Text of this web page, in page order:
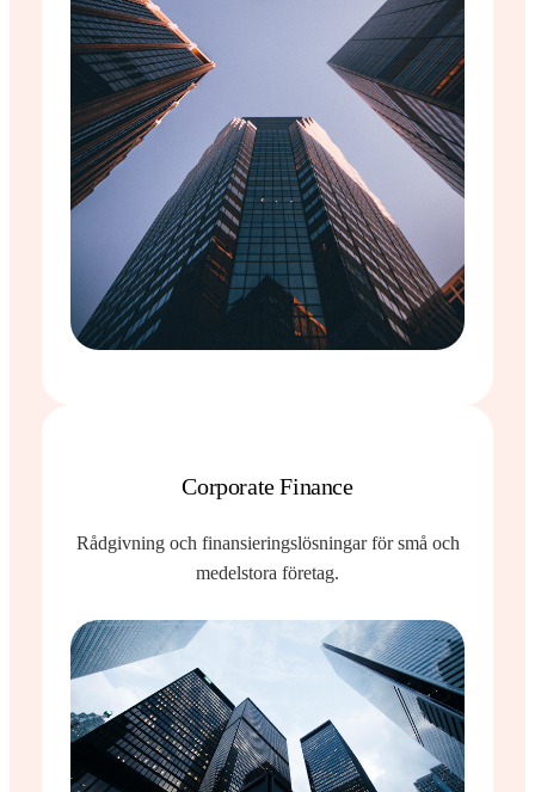
Corporate Finance
Rådgivning och finansieringslösningar för små och
medelstora företag.